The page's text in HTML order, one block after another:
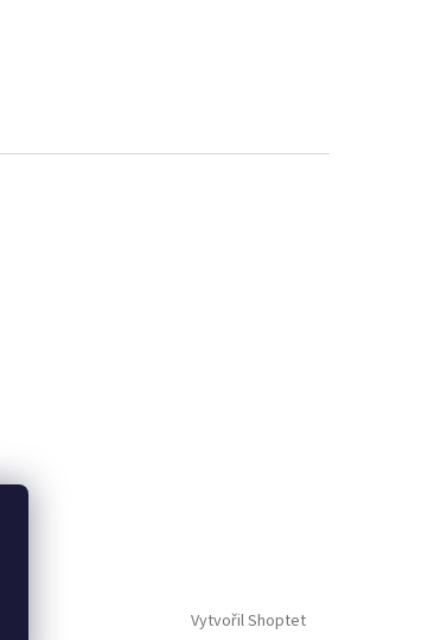
Vytvořil Shoptet